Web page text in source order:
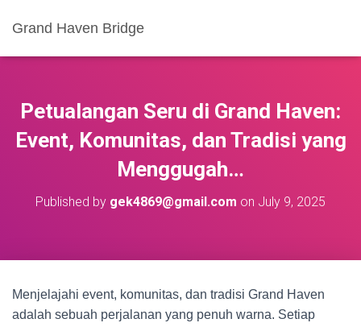
Grand Haven Bridge
Petualangan Seru di Grand Haven:
Event, Komunitas, dan Tradisi yang
Menggugah…
Published by gek4869@gmail.com on July 9, 2025
Menjelajahi event, komunitas, dan tradisi Grand Haven
adalah sebuah perjalanan yang penuh warna. Setiap